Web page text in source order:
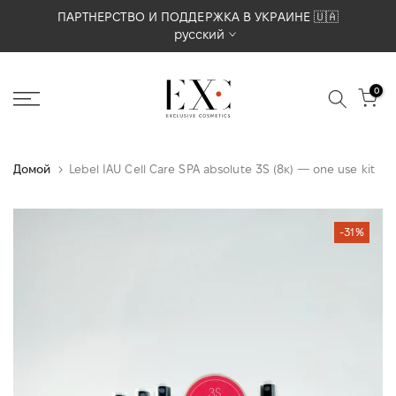
Перейти
содержимому
ПАРТНЕРСТВО И ПОДДЕРЖКА В УКРАИНЕ 🇺🇦
русский
0
Домой Lebel IAU Cell Care SPA absolute 3S (8к) — one use kit
-31%